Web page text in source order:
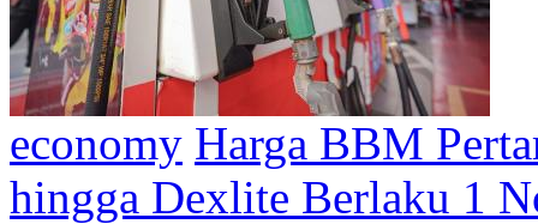
economy Harga BBM
hingga Dexlite Berlaku 1